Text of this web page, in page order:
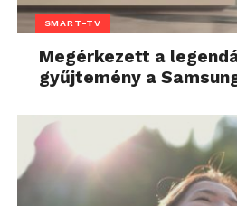
SMART-TV
Megérkezett a
gyűjtemény a